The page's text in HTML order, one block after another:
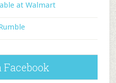
at Walmart